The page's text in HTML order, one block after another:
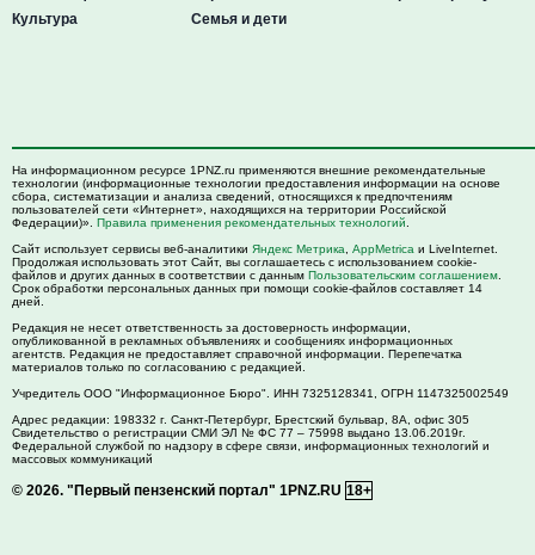
Культура
Семья и дети
На информационном ресурсе 1PNZ.ru применяются внешние рекомендательные
технологии (информационные технологии предоставления информации на основе
сбора, систематизации и анализа сведений, относящихся к предпочтениям
пользователей сети «Интернет», находящихся на территории Российской
Федерации)». Правила применения рекомендательных технологий
Сайт использует сервисы веб-аналитики Яндекс Метрика AppMetrica и LiveInternet.
Продолжая использовать этот Сайт, вы соглашаетесь с использованием cookie-
файлов и других данных в соответствии с данным Пользовательским соглашением
Срок обработки персональных данных при помощи cookie-файлов составляет 14
дней.
Редакция не несет ответственность за достоверность информации,
опубликованной в рекламных объявлениях и сообщениях информационных
агентств. Редакция не предоставляет справочной информации. Перепечатка
материалов только по согласованию с редакцией.
Учредитель ООО "Информационное Бюро". ИНН 7325128341, ОГРН 1147325002549
Адрес редакции: 198332 г. Санкт-Петербург, Брестский бульвар, 8А, офис 305
Свидетельство о регистрации СМИ ЭЛ № ФС 77 – 75998 выдано 13.06.2019г.
Федеральной службой по надзору в сфере связи, информационных технологий и
массовых коммуникаций
© 2026. "Первый пензенский портал" 1PNZ.RU 18+